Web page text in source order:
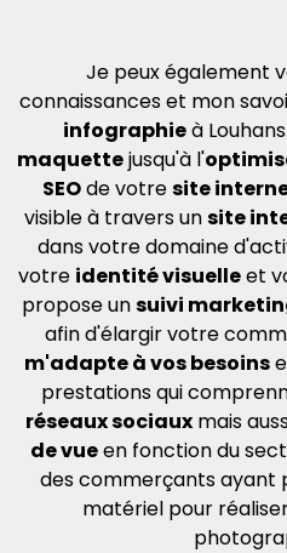
Je peux également
connaissances et mon
infographieà
maquettejusqu'à l'
SEOde votresite
visible à travers unsite
dans votre domaine
votre identité visuelleet
propose unsuivi
afin d'élargir votre
m'adapte à vos besoins
prestations qui
réseaux sociaux mais
de vueen fonction du
des commerçants ayant
matériel pour